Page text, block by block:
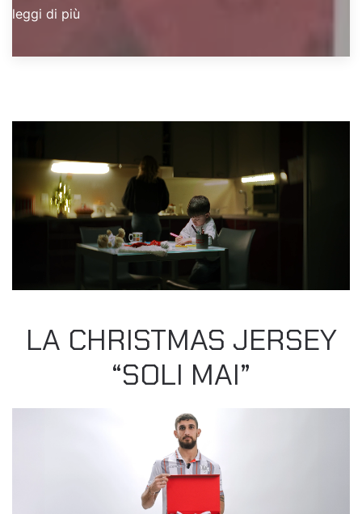
leggi di più
LA CHRISTMAS JERSEY
“SOLI MAI”